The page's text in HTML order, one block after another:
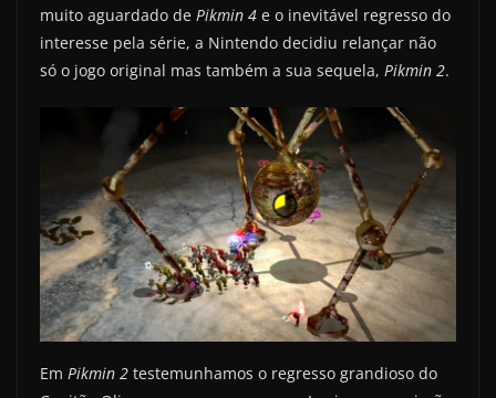
muito aguardado de Pikmin 4 e o inevitável regresso do
interesse pela série, a Nintendo decidiu relançar não
só o jogo original mas também a sua sequela, Pikmin 2.
Em Pikmin 2 testemunhamos o regresso grandioso do